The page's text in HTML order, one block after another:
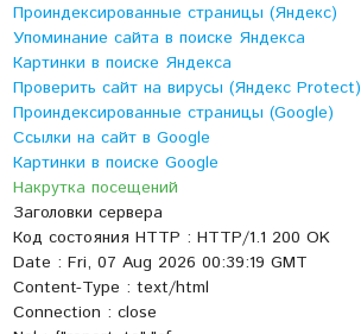
Проиндексированные страницы (Яндекс)
Упоминание сайта в поиске Яндекса
Картинки в поиске Яндекса
Проверить сайт на вирусы (Яндекс Protect)
Проиндексированные страницы (Google)
Ссылки на сайт в Google
Картинки в поиске Google
Накрутка посещений
Заголовки сервера
Код состояния HTTP : HTTP/1.1 200 OK
Date : Fri, 07 Aug 2026 00:39:19 GMT
Content-Type : text/html
Connection : close